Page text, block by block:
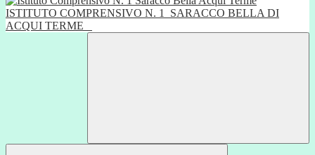
ISTITUTO COMPRENSIVO N. 1
SARACCO BELLA DI
ACQUI TERME